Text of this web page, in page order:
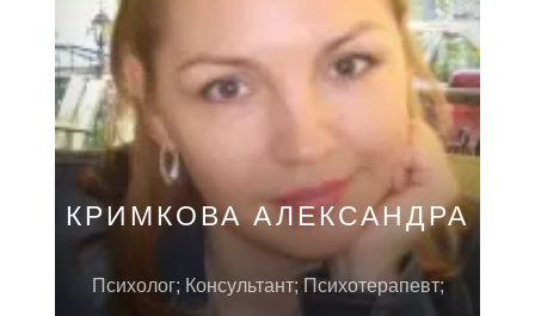
КРИМКОВА АЛЕКСАНДРА
Психолог; Консультант; Психотерапевт;